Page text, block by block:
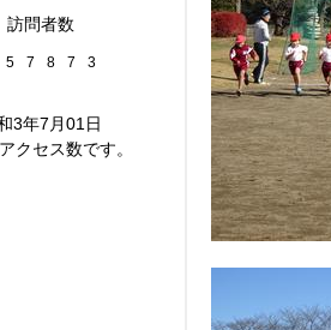
訪問者数
5 7 8 7 3
3年7月01日
クセス数です。